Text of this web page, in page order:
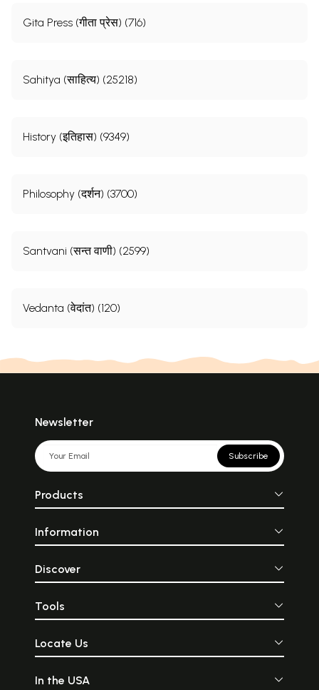
Gita Press (गीता प्रेस) (716)
Sahitya (साहित्य) (25218)
History (इतिहास) (9349)
Philosophy (दर्शन) (3700)
Santvani (सन्त वाणी) (2599)
Vedanta (वेदांत) (120)
Newsletter
Subscribe
Products
Information
Discover
Tools
Locate Us
In the USA